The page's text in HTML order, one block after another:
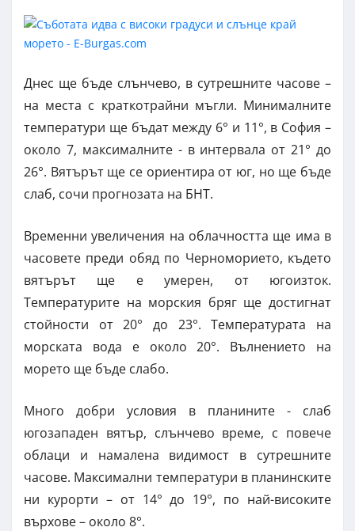
Днес ще бъде слънчево, в сутрешните часове –
на места с краткотрайни мъгли. Минималните
температури ще бъдат между 6° и 11°, в София –
около 7, максималните - в интервала от 21° до
26°. Вятърът ще се ориентира от юг, но ще бъде
слаб, сочи прогнозата на БНТ.
Временни увеличения на облачността ще има в
часовете преди обяд по Черноморието, където
вятърът ще е умерен, от югоизток.
Температурите на морския бряг ще достигнат
стойности от 20° до 23°. Температурата на
морската вода е около 20°. Вълнението на
морето ще бъде слабо.
Много добри условия в планините - слаб
югозападен вятър, слънчево време, с повече
облаци и намалена видимост в сутрешните
часове. Максимални температури в планинските
ни курорти – от 14° до 19°, по най-високите
върхове – около 8°.